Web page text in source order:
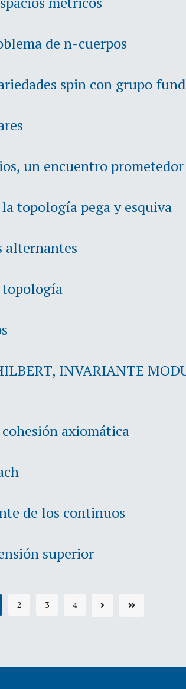
de n-cuerpos
spin con grupo
un encuentro prometedor
topología pega y esquiva
alternantes
topología
INVARIANTE
axiomática
de los continuos
superior
2 3 4